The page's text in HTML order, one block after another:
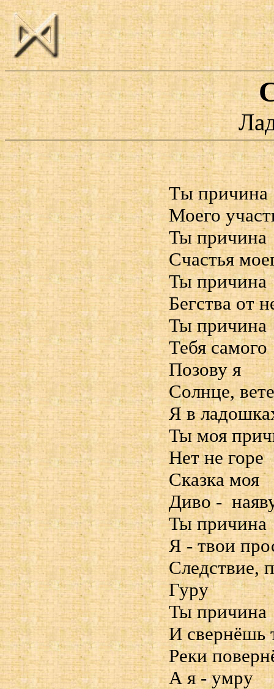
Tы причина
Моего
Ты причина
Счастья
Ты причина
Бегства от
Ты причина
Тебя самого
Позову я
Солнце,
Я в
Ты моя
Нет не горе
Сказка моя
Диво -
Ты причина
Я - твои
Следствие,
Гуру
Ты причина
И свернёшь
Реки
А я - умру